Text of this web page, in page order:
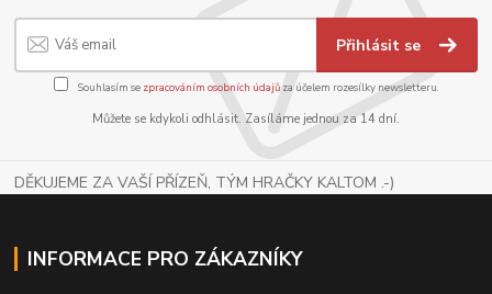
Přihlásit se
Souhlasím se zpracováním osobních údajůza účelem rozesílky newsletteru.
Můžete se kdykoli odhlásit. Zasíláme jednou za 14 dní.
DĚKUJEME ZA VAŠÍ PŘÍZEŇ, TÝM HRAČKY KALTOM .-)
INFORMACE PRO ZÁKAZNÍKY